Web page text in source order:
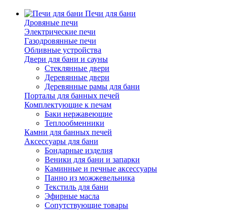
Печи для бани
Дровяные печи
Электрические печи
Газодровянные печи
Обливные устройства
Двери для бани и сауны
Стеклянные двери
Деревянные двери
Деревянные рамы для бани
Порталы для банных печей
Комплектующие к печам
Баки нержавеющие
Теплообменники
Камни для банных печей
Аксессуары для бани
Бондарные изделия
Веники для бани и запарки
Каминные и печные аксессуары
Панно из можжевельника
Текстиль для бани
Эфирные масла
Сопутствующие товары